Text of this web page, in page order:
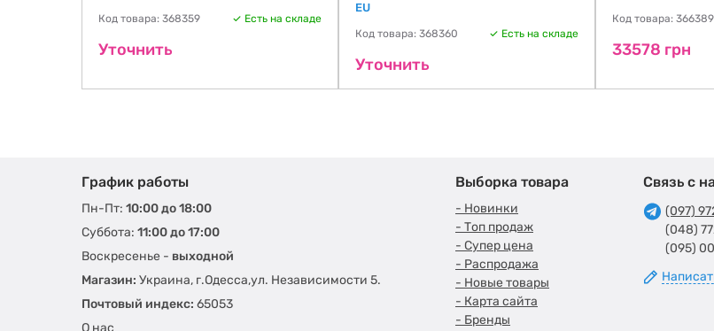
Код товара: 368359 Есть на складе
Уточнить
EU
Код товара: 368360 Есть на складе
Уточнить
Код товара: 366389
33578 грн
График работы
Пн-Пт: 10:00 до 18:00
Суббота: 11:00 до 17:00
Воскресенье - выходной
Магазин: Украина, г.Одесса,ул. Независимости 5.
Почтовый индекс: 65053
О нас
Выборка товара
- Новинки
- Топ продаж
- Супер цена
- Распродажа
- Новые товары
- Карта сайта
- Бренды
Связь с
(097)
(048)
(095)